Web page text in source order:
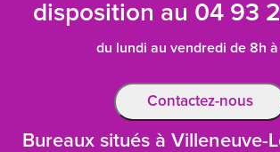
disposition au 04 93
du lundi au vendredi de 8h à
Contactez-nous
Bureaux situés à Villeneuve-